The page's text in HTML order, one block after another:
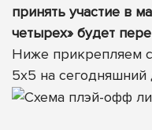
принять участие в
четырех» будет
Ниже прикрепляем
5х5 на сегодняшний